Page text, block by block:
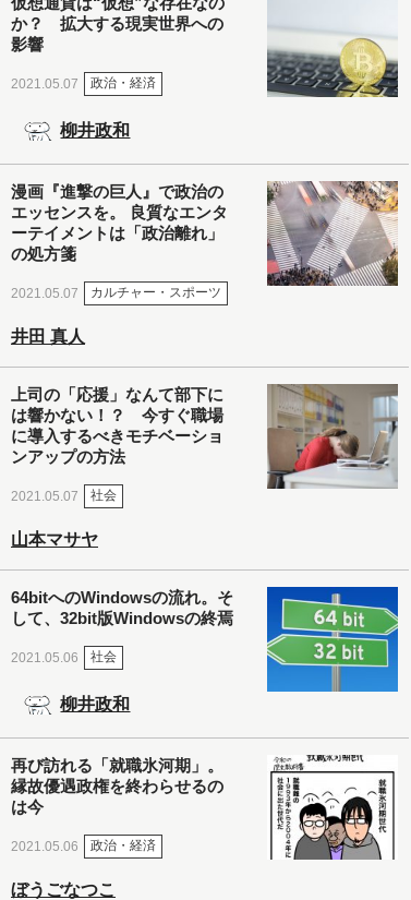
か？ 拡大する現実世界への
影響
2021.05.07 政治・経済
柳井政和
漫画『進撃の巨人』で政治の
エッセンスを。 良質なエンタ
ーテイメントは「政治離れ」
の処方箋
2021.05.07 カルチャー・スポーツ
井田 真人
上司の「応援」なんて部下に
は響かない！？ 今すぐ職場
に導入するべきモチベーショ
ンアップの方法
2021.05.07 社会
山本マサヤ
64bitへのWindowsの流れ。そ
して、32bit版Windowsの終焉
2021.05.06 社会
柳井政和
再び訪れる「就職氷河期」。
縁故優遇政権を終わらせるの
は今
2021.05.06 政治・経済
ぼうごなつこ